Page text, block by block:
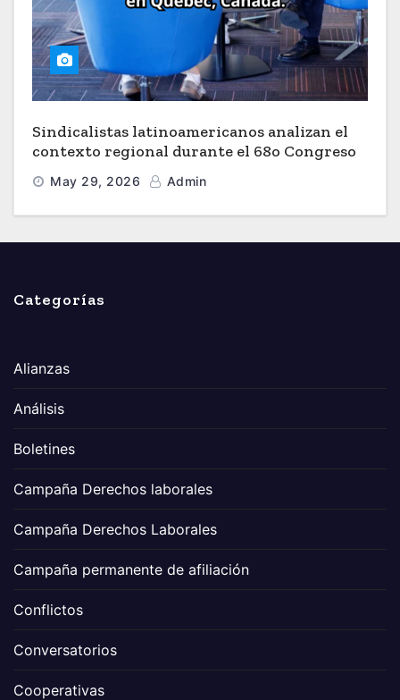
Sindicalistas latinoamericanos analizan el
contexto regional durante el 68o Congreso
de la CSN en Quebec, Canada.
May 29, 2026 Admin
Categorías
Alianzas
Análisis
Boletines
Campaña Derechos laborales
Campaña Derechos Laborales
Campaña permanente de afiliación
Conflictos
Conversatorios
Cooperativas